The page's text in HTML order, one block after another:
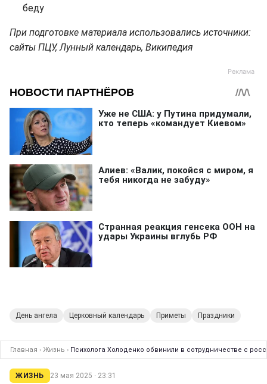
беду
При подготовке материала использовались источники:
сайты ПЦУ, Лунный календарь, Википедия
День ангела Церковный календарь Приметы Праздники
Главная › Жизнь › Психолога Холоденко обвинили в сотрудничестве с
ЖИЗНЬ 23 мая 2025 · 23:31